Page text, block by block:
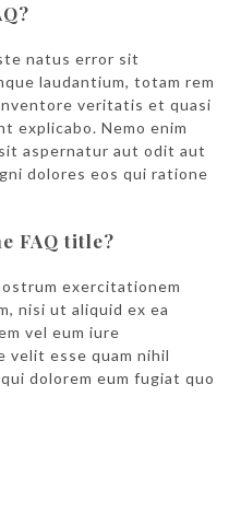
natus error sit
laudantium, totam rem
veritatis et quasi
explicabo. Nemo enim
aspernatur aut odit aut
dolores eos qui ratione
FAQ title?
exercitationem
nisi ut aliquid ex ea
vel eum iure
velit esse quam nihil
dolorem eum fugiat quo